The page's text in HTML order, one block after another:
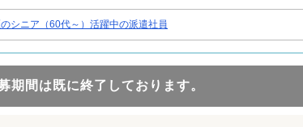
シニア（60代～）活躍中の派遣社員
期間は既に終了しております。